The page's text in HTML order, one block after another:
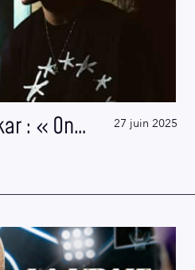
: « On… 27 juin 2025